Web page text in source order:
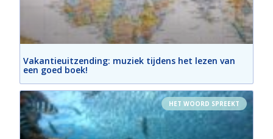
Vakantieuitzending: muziek tijdens het lezen van
een goed boek!
HET WOORD SPREEKT